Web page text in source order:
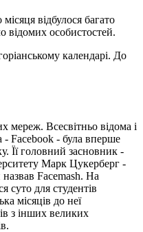
відбулося багато
відомих особистостей.
календарі. До
мереж. Всесвітньо відома і
- Facebook - була вперше
Її головний засновник -
Марк Цукерберг -
Facemash. На
суто для студентів
місяців до неї
з інших великих